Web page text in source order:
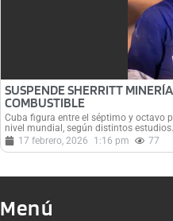
SUSPENDE SHERRITT
COMBUSTIBLE
Cuba figura entre el séptimo y octavo
nivel mundial, según distintos estudios.
17 febrero, 2026
1:16 pm 77
Menú